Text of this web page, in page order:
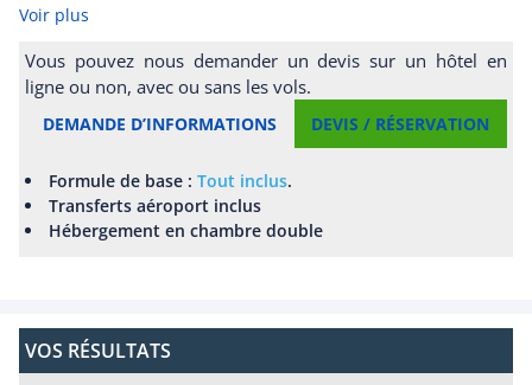
Voir plus
Vous pouvez nous demander un devis sur un hôtel en
ligne ou non, avec ou sans les vols.
DEMANDE D’INFORMATIONS DEVIS / RÉSERVATION
Formule de base :Tout inclus.
Transferts aéroport inclus
Hébergement en chambre double
VOS RÉSULTATS